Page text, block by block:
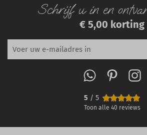
Schrijf u in en
€ 5,00 korting
5 / 5
Toon alle 40 reviews